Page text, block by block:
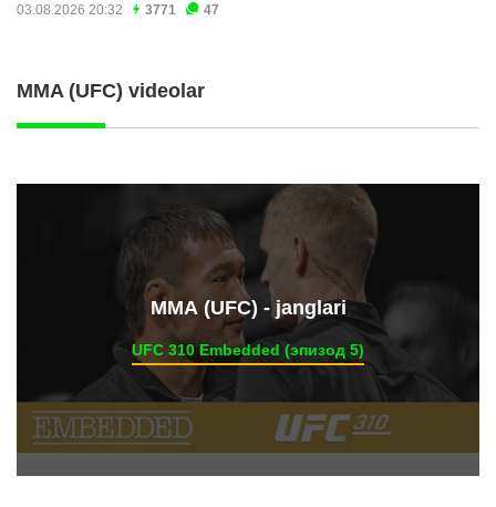
03.08.2026 20:32 3771 47
MMA (UFC) videolar
ММА (UFC) - janglari
UFC 310 Embedded (эпизод 5)